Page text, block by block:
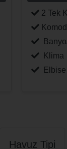
2 Tek
Klima
Elbise
Havuz Tipi